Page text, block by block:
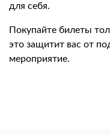
для себя.
Покупайте билеты
это защитит вас от
мероприятие.